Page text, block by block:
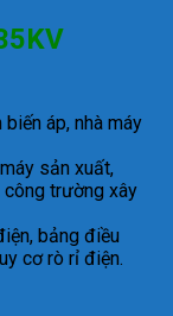
biến áp, nhà máy
sản xuất,
công trường xây
ện, bảng điều
cơ rò rỉ điện.